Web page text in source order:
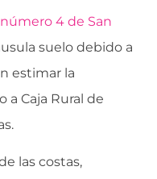
4 de San
suelo debido a
estimar la
Caja Rural de
las costas,